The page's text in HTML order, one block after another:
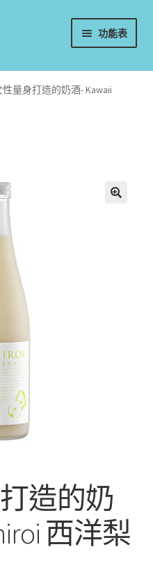
功能表
量身打造的奶酒- Kawaii
造的奶
西洋梨